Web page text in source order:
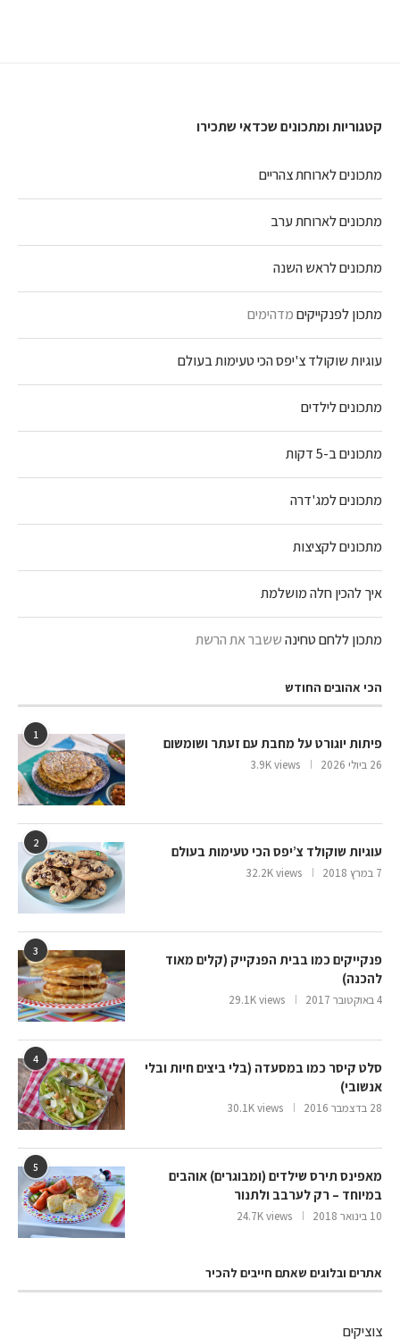
קטגוריות ומתכונים שכדאי שתכירו
מתכונים לארוחת צהריים
מתכונים לארוחת ערב
מתכונים לראש השנה
מתכון לפנקייקיםמדהימים
עוגיות שוקולד צ'יפס הכי טעימות בעולם
מתכונים לילדים
מתכונים ב-5 דקות
מתכונים למג'דרה
מתכונים לקציצות
איך להכין חלה מושלמת
מתכון ללחם טחינהששבר את הרשת
הכי אהובים החודש
1
פיתות יוגורט על מחבת עם זעתר ושומשום
26 ביולי 2026 3.9K views
2
עוגיות שוקולד צ’יפס הכי טעימות בעולם
7 במרץ 2018 32.2K views
3
פנקייקים כמו בבית הפנקייק (קלים מאוד
להכנה)
4 באוקטובר 2017 29.1K views
4
סלט קיסר כמו במסעדה (בלי ביצים חיות ובלי
אנשובי)
28 בדצמבר 2016 30.1K views
5
מאפינס תירס שילדים (ומבוגרים) אוהבים
במיוחד – רק לערבב ולתנור
10 בינואר 2018 24.7K views
אתרים ובלוגים שאתם חייבים להכיר
צוציקים